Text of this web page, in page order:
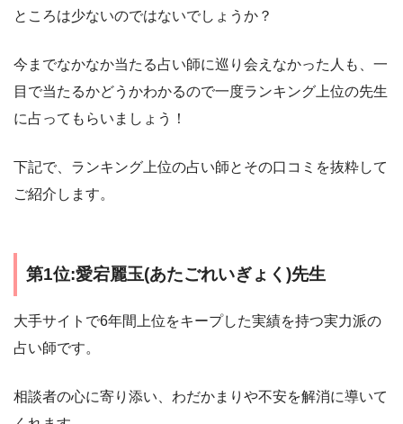
ところは少ないのではないでしょうか？
今までなかなか当たる占い師に巡り会えなかった人も、一
目で当たるかどうかわかるので一度ランキング上位の先生
に占ってもらいましょう！
下記で、ランキング上位の占い師とその口コミを抜粋して
ご紹介します。
第1位:愛宕麗玉(あたごれいぎょく)先生
大手サイトで6年間上位をキープした実績を持つ実力派の
占い師です。
相談者の心に寄り添い、わだかまりや不安を解消に導いて